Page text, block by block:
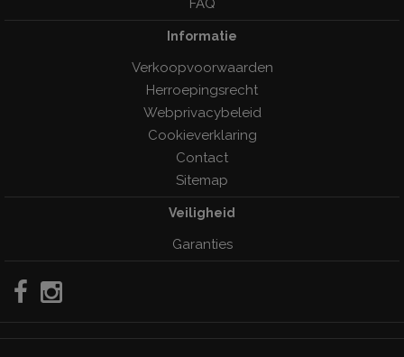
FAQ
Informatie
Verkoopvoorwaarden
Herroepingsrecht
Webprivacybeleid
Cookieverklaring
Contact
Sitemap
Veiligheid
Garanties